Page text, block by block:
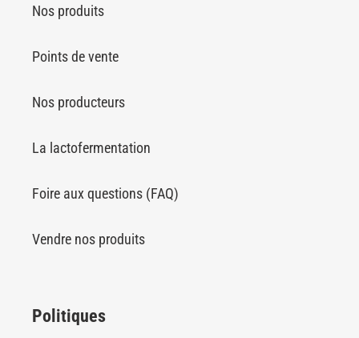
Nos produits
Points de vente
Nos producteurs
La lactofermentation
Foire aux questions (FAQ)
Vendre nos produits
Politiques